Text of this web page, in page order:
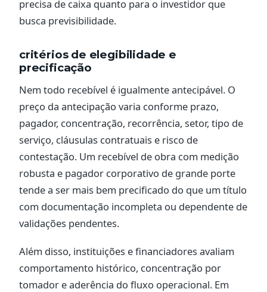
precisa de caixa quanto para o investidor que
busca previsibilidade.
critérios de elegibilidade e
precificação
Nem todo recebível é igualmente antecipável. O
preço da antecipação varia conforme prazo,
pagador, concentração, recorrência, setor, tipo de
serviço, cláusulas contratuais e risco de
contestação. Um recebível de obra com medição
robusta e pagador corporativo de grande porte
tende a ser mais bem precificado do que um título
com documentação incompleta ou dependente de
validações pendentes.
Além disso, instituições e financiadores avaliam
comportamento histórico, concentração por
tomador e aderência do fluxo operacional. Em